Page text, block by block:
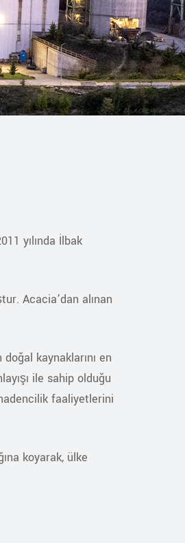
yılında İlbak
Acacia’dan alınan
kaynaklarını en
ile sahip olduğu
faaliyetlerini
koyarak, ülke